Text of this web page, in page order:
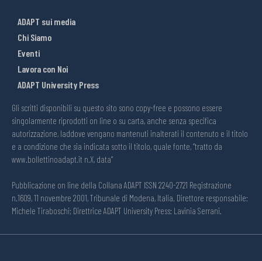
ADAPT sui media
Chi Siamo
Eventi
Lavora con Noi
ADAPT University Press
Gli scritti disponibili su questo sito sono copy-free e possono essere
singolarmente riprodotti on line o su carta, anche senza specifica
autorizzazione, laddove vengano mantenuti inalterati il contenuto e il titolo
e a condizione che sia indicata sotto il titolo, quale fonte, “tratto da
www.bollettinoadapt.it n.X, data“
Pubblicazione on line della Collana ADAPT ISSN 2240-2721 Registrazione
n.1609, 11 novembre 2001, Tribunale di Modena, Italia. Direttore responsabile:
Michele Tiraboschi; Direttrice ADAPT University Press: Lavinia Serrani.